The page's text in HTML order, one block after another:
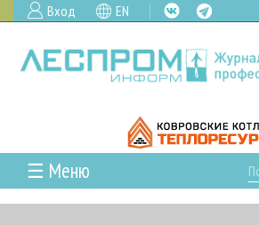
Вход EN
☰ Меню
ГЛАВНАЯ